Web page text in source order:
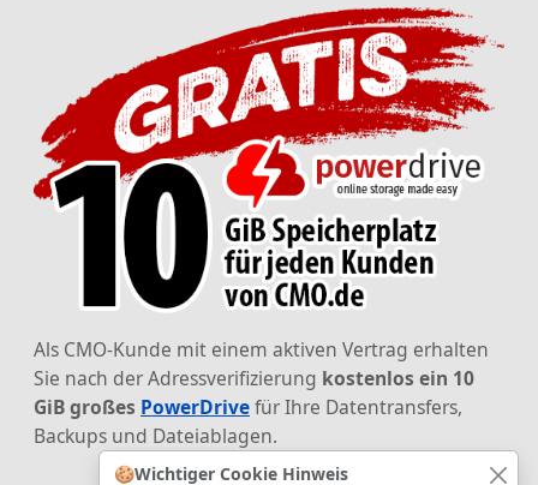
🍪Wichtiger Cookie Hinweis
Als CMO-Kunde mit einem aktiven Vertrag erhalten
Sie nach der Adressverifizierung kostenlos ein 10
GiB großes PowerDrivefür Ihre Datentransfers,
Backups und Dateiablagen.